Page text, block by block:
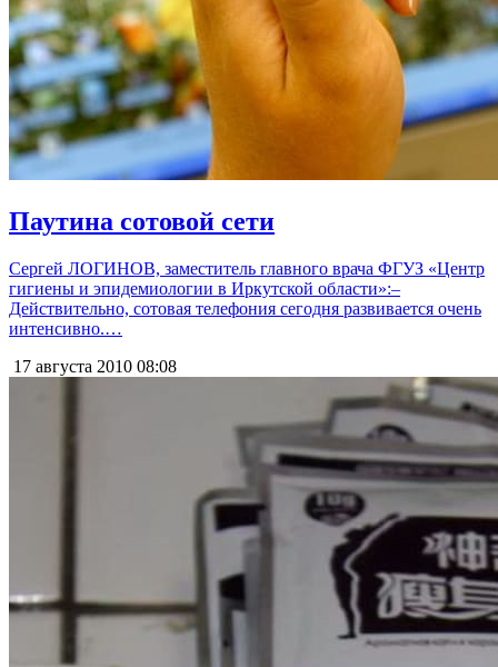
Паутина сотовой сети
Сергей ЛОГИНОВ, заместитель главного врача ФГУЗ «Центр
гигиены и эпидемиологии в Иркутской области»:–
Действительно, сотовая телефония сегодня развивается очень
интенсивно.…
17 августа 2010 08:08